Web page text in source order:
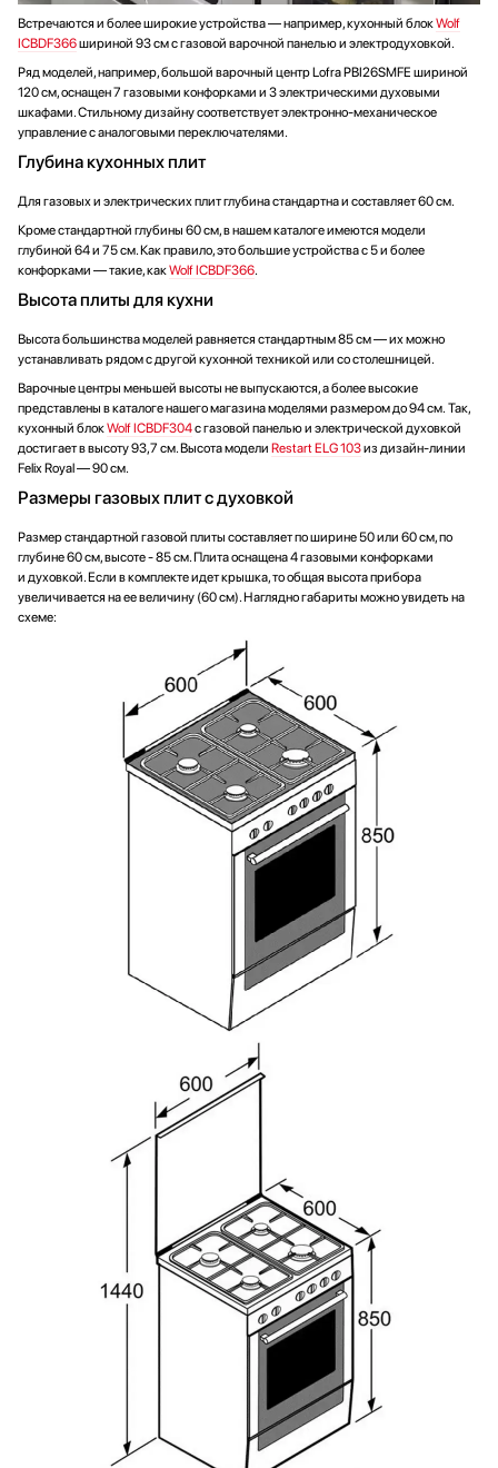
Встречаются и более широкие устройства — например, кухонный блокWolf
ICBDF366шириной 93 см с газовой варочной панелью и электродуховкой.
Ряд моделей, например, большой варочный центр Lofra PBI26SMFE шириной
120 см, оснащен 7 газовыми конфорками и 3 электрическими духовыми
шкафами. Стильному дизайну соответствует электронно-механическое
управление с аналоговыми переключателями.
Глубина кухонных плит
Для газовых и электрических плит глубина стандартна и составляет 60 см.
Кроме стандартной глубины 60 см, в нашем каталоге имеются модели
глубиной 64 и 75 см. Как правило, это большие устройства с 5 и более
конфорками — такие, какWolf ICBDF366.
Высота плиты для кухни
Высота большинства моделей равняется стандартным 85 см — их можно
устанавливать рядом с другой кухонной техникой или со столешницей.
Варочные центры меньшей высоты не выпускаются, а более высокие
представлены в каталоге нашего магазина моделями размером до 94 см. Так,
кухонный блокWolf ICBDF304с газовой панелью и электрической духовкой
достигает в высоту 93,7 см. Высота модели Restart ELG 103из дизайн-линии
Felix Royal — 90 см.
Размеры газовых плит с духовкой
Размер стандартной газовой плиты составляет по ширине 50 или 60 см, по
глубине 60 см, высоте - 85 см. Плита оснащена 4 газовыми конфорками
и духовкой. Если в комплекте идет крышка, то общая высота прибора
увеличивается на ее величину (60 см). Наглядно габариты можно увидеть на
схеме: